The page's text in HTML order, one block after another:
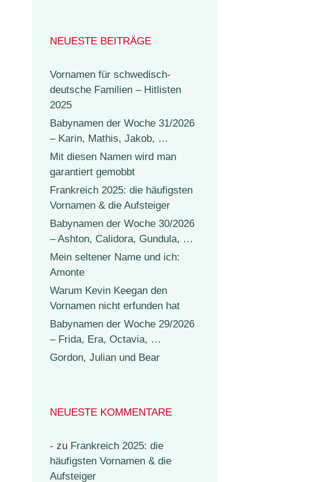
NEUESTE BEITRÄGE
Vornamen für schwedisch-
deutsche Familien – Hitlisten
2025
Babynamen der Woche 31/2026
– Karin, Mathis, Jakob, …
Mit diesen Namen wird man
garantiert gemobbt
Frankreich 2025: die häufigsten
Vornamen & die Aufsteiger
Babynamen der Woche 30/2026
– Ashton, Calidora, Gundula, …
Mein seltener Name und ich:
Amonte
Warum Kevin Keegan den
Vornamen nicht erfunden hat
Babynamen der Woche 29/2026
– Frida, Era, Octavia, …
Gordon, Julian und Bear
NEUESTE KOMMENTARE
- zu Frankreich 2025: die
häufigsten Vornamen & die
Aufsteiger